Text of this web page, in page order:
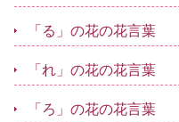
「る」の花の花言葉
「れ」の花の花言葉
「ろ」の花の花言葉